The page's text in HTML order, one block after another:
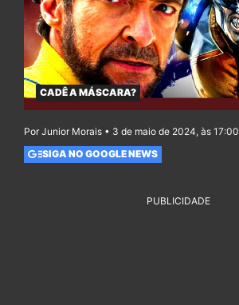
CADÊ A MÁSCARA?
Por Junior Morais • 3 de maio de 2024, às 17:00
SIGA NO GOOGLE NEWS
PUBLICIDADE